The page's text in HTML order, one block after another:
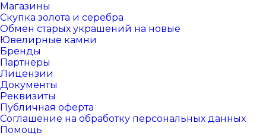
Магазины
Скупка золота и серебра
Обмен старых украшений на новые
Ювелирные камни
Бренды
Партнеры
Лицензии
Документы
Реквизиты
Публичная оферта
Соглашение на обработку персональных данных
Помощь